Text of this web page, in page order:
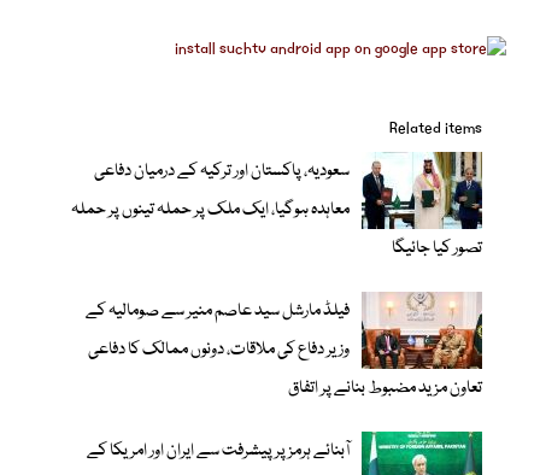
Related items
سعودیہ، پاکستان اور ترکیہ کے درمیان دفاعی
معاہدہ ہوگیا، ایک ملک پر حملہ تینوں پر حملہ
تصور کیا جائیگا
فیلڈ مارشل سید عاصم منیر سے صومالیہ کے
وزیر دفاع کی ملاقات، دونوں ممالک کا دفاعی
تعاون مزید مضبوط بنانے پر اتفاق
آبنائے ہرمز پر پیشرفت سے ایران اور امریکا کے